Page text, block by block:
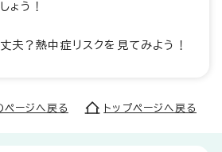
ょう！
夫？熱中症リスクを見てみよう！
ページへ戻る トップページへ戻る